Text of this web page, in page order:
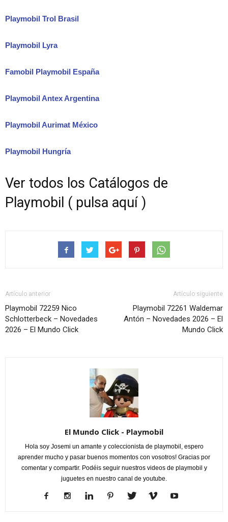
Playmobil Trol Brasil
Playmobil Lyra
Famobil Playmobil España
Playmobil Antex Argentina
Playmobil Aurimat México
Playmobil Hungría
Ver todos los Catálogos de
Playmobil ( pulsa aquí )
Artículo anterior
Playmobil 72259 Nico
Schlotterbeck – Novedades
2026 – El Mundo Click
Artículo siguiente
Playmobil 72261 Waldemar
Antón – Novedades 2026 – El
Mundo Click
El Mundo Click - Playmobil
Hola soy Josemi un amante y coleccionista de playmobil, espero
aprender mucho y pasar buenos momentos con vosotros! Gracias por
comentar y compartir. Podéis seguir nuestros videos de playmobil y
juguetes en nuestro canal de youtube.